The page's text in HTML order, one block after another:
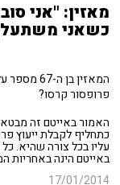
מאזין: "אני
כשאני
המאזין
פרופסור קרסו?
האמור באייטם זה
כתחליף לקבלת ייעוץ
עליו בכל צורה שהיא.
באייטם הינה
17/01/2014